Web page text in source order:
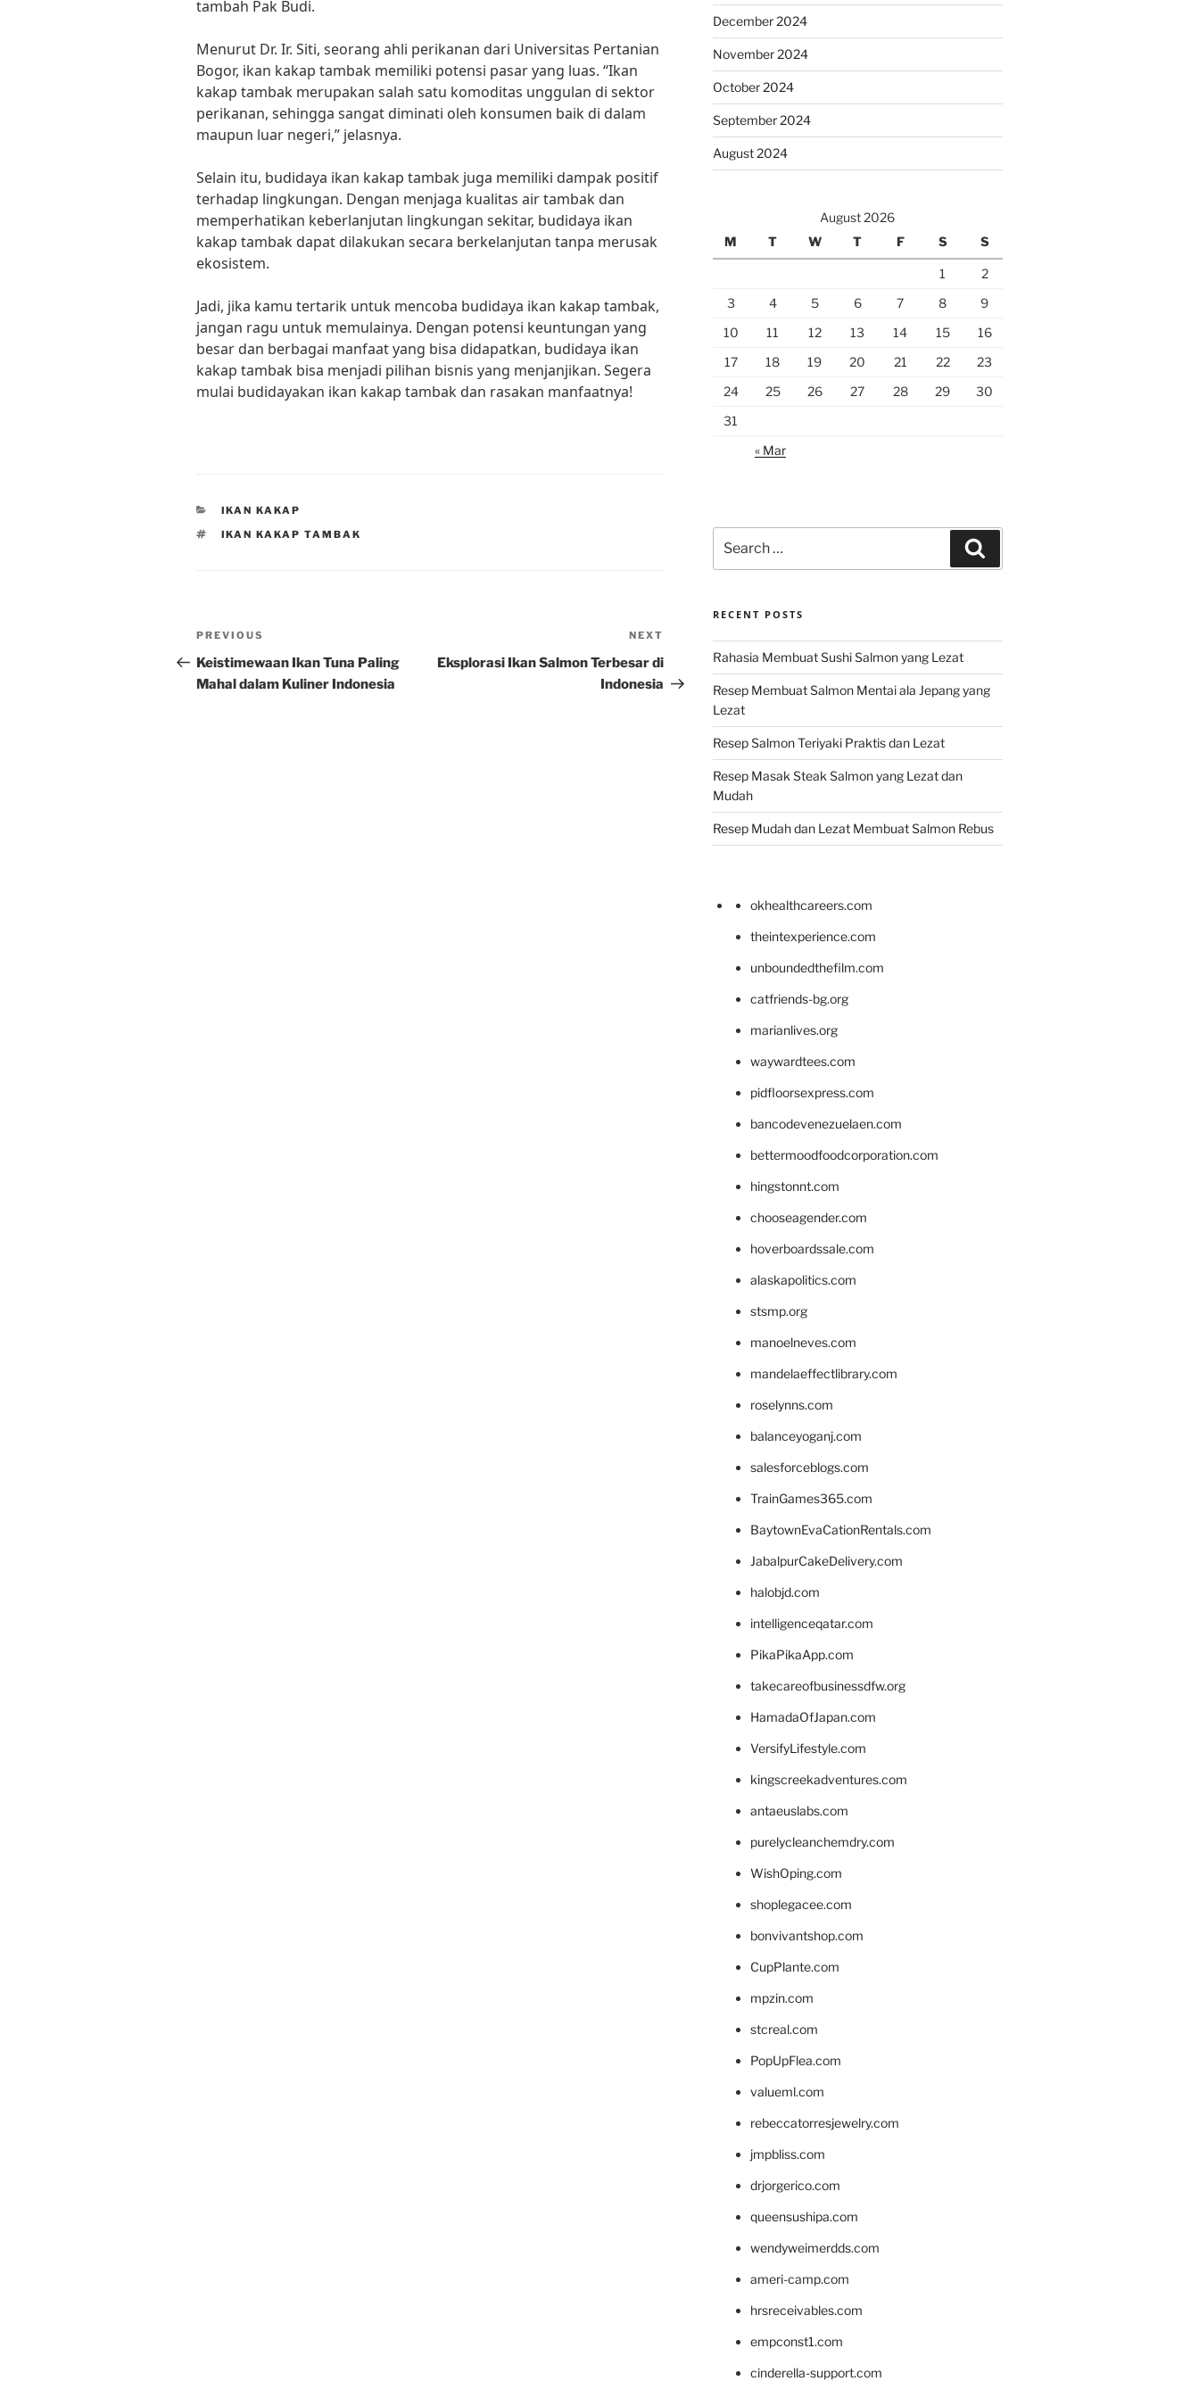
tambah Pak Budi.
Menurut Dr. Ir. Siti, seorang ahli perikanan dari Universitas Pertanian
Bogor, ikan kakap tambak memiliki potensi pasar yang luas. “Ikan
kakap tambak merupakan salah satu komoditas unggulan di sektor
perikanan, sehingga sangat diminati oleh konsumen baik di dalam
maupun luar negeri,” jelasnya.
Selain itu, budidaya ikan kakap tambak juga memiliki dampak positif
terhadap lingkungan. Dengan menjaga kualitas air tambak dan
memperhatikan keberlanjutan lingkungan sekitar, budidaya ikan
kakap tambak dapat dilakukan secara berkelanjutan tanpa merusak
ekosistem.
Jadi, jika kamu tertarik untuk mencoba budidaya ikan kakap tambak,
jangan ragu untuk memulainya. Dengan potensi keuntungan yang
besar dan berbagai manfaat yang bisa didapatkan, budidaya ikan
kakap tambak bisa menjadi pilihan bisnis yang menjanjikan. Segera
mulai budidayakan ikan kakap tambak dan rasakan manfaatnya!
CATEGORIES
IKAN KAKAP
TAGS
IKAN KAKAP TAMBAK
Post
navigation
Previous
Post
PREVIOUS
Keistimewaan Ikan Tuna Paling
Mahal dalam Kuliner Indonesia
Post
NEXT
Eksplorasi Ikan Salmon Terbesar di
Indonesia
December 2024
November 2024
October 2024
September 2024
August 2024
August 2026
M
T W T F S S
1
2
3
4 5 6 7 8
9
10
11 12 13 14 15
16
17
18 19 20 21 22
23
24
25 26 27 28 29
30
31
« Mar
for:
RECENT POSTS
Rahasia Membuat Sushi Salmon yang Lezat
Resep Membuat Salmon Mentai ala Jepang yang
Lezat
Resep Salmon Teriyaki Praktis dan Lezat
Resep Masak Steak Salmon yang Lezat dan
Mudah
Resep Mudah dan Lezat Membuat Salmon Rebus
okhealthcareers.com
theintexperience.com
unboundedthefilm.com
catfriends-bg.org
marianlives.org
waywardtees.com
pidfloorsexpress.com
bancodevenezuelaen.com
bettermoodfoodcorporation.com
hingstonnt.com
chooseagender.com
hoverboardssale.com
alaskapolitics.com
stsmp.org
manoelneves.com
mandelaeffectlibrary.com
roselynns.com
balanceyoganj.com
salesforceblogs.com
TrainGames365.com
BaytownEvaCationRentals.com
JabalpurCakeDelivery.com
halobjd.com
intelligenceqatar.com
PikaPikaApp.com
takecareofbusinessdfw.org
HamadaOfJapan.com
VersifyLifestyle.com
kingscreekadventures.com
antaeuslabs.com
purelycleanchemdry.com
WishOping.com
shoplegacee.com
bonvivantshop.com
CupPlante.com
mpzin.com
stcreal.com
PopUpFlea.com
valueml.com
rebeccatorresjewelry.com
jmpbliss.com
drjorgerico.com
queensushipa.com
wendyweimerdds.com
ameri-camp.com
hrsreceivables.com
empconst1.com
cinderella-support.com